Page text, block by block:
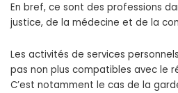
En bref, ce sont des professions
justice, de la médecine et de la
Les activités de services
pas non plus compatibles avec le
C’est notamment le cas de la